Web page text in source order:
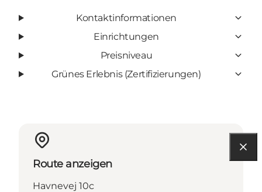
Kontaktinformationen
Einrichtungen
Preisniveau
Grünes Erlebnis (Zertifizierungen)
Route anzeigen
Havnevej 10c